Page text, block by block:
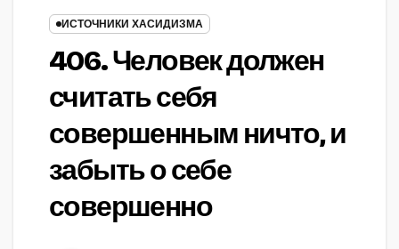
ИСТОЧНИКИ ХАСИДИЗМА
406. Человек должен
считать себя
совершенным ничто, и
забыть о себе
совершенно